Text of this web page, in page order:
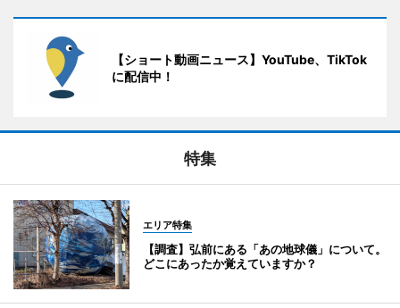
【ショート動画ニュース】YouTube、TikTok
に配信中！
特集
エリア特集
【調査】弘前にある「あの地球儀」について。
どこにあったか覚えていますか？